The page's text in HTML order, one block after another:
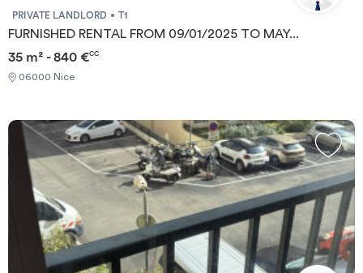
PRIVATE LANDLORD T1
FURNISHED RENTAL FROM 09/01/2025 TO MAY...
35 m² - 840 €CC
06000 Nice